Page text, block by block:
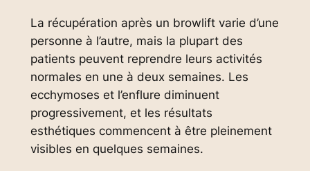
La récupération après un browlift varie d’une
personne à l’autre, mais la plupart des
patients peuvent reprendre leurs activités
normales en une à deux semaines. Les
ecchymoses et l’enflure diminuent
progressivement, et les résultats
esthétiques commencent à être pleinement
visibles en quelques semaines.